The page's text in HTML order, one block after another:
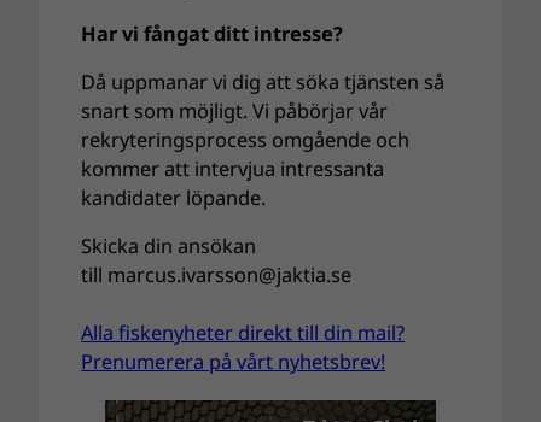
Har vi fångat ditt intresse?
Då uppmanar vi dig att söka tjänsten så
snart som möjligt. Vi påbörjar vår
rekryteringsprocess omgående och
kommer att intervjua intressanta
kandidater löpande.
Skicka din ansökan
till marcus.ivarsson@jaktia.se
Alla fiskenyheter direkt till din mail?
Prenumerera på vårt nyhetsbrev!